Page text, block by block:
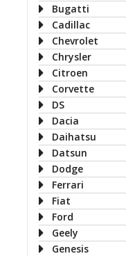
Bugatti
Cadillac
Chevrolet
Chrysler
Citroen
Corvette
DS
Dacia
Daihatsu
Datsun
Dodge
Ferrari
Fiat
Ford
Geely
Genesis